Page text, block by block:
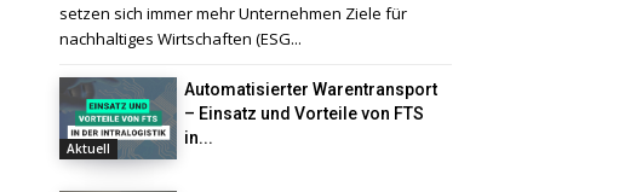
setzen sich immer mehr Unternehmen Ziele für
nachhaltiges Wirtschaften (ESG...
Aktuell
Automatisierter Warentransport
– Einsatz und Vorteile von FTS
in...